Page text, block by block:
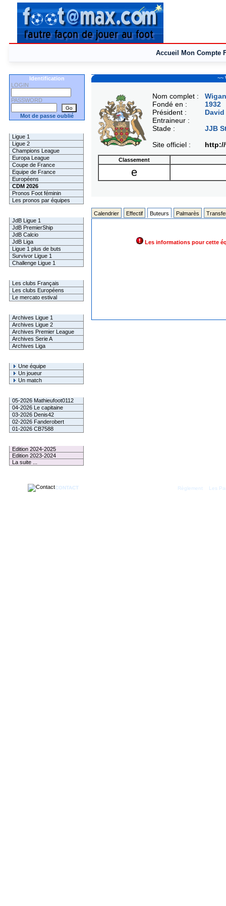
Accueil Mon Compte
Identification
LOGIN
PASSWORD
Mot de passe oublié
Ligue 1
Ligue 2
Champions League
Europa League
Coupe de France
Equipe de France
Européens
CDM 2026
Pronos Foot féminin
Les pronos par équipes
JdB Ligue 1
JdB PremierShip
JdB Calcio
JdB Liga
Ligue 1 plus de buts
Survivor Ligue 1
Challenge Ligue 1
Les clubs Français
Les clubs Européens
Le mercato estival
Archives Ligue 1
Archives Ligue 2
Archives Premier League
Archives Serie A
Archives Liga
Une équipe
Un joueur
Un match
05-2026 Mathieufoot0112
04-2026 Le capitaine
03-2026 Denis42
02-2026 Fanderobert
01-2026 CB7588
Edition 2024-2025
Edition 2023-2024
La suite ...
~~
Nom complet :
Fondé en :
Président :
Entraineur :
Stade :
Site officiel :
1932
David
JJB
Classement
e
Calendrier Effectif Buteurs Palmarès
Les informations pour cette
CONTACT Règlement Les